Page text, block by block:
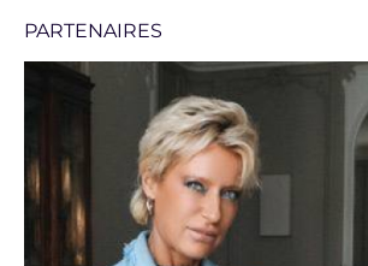
PARTENAIRES